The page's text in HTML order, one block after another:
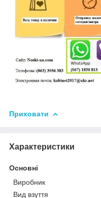
Приховати
Характеристики
Основні
Виробник
Вид взуття